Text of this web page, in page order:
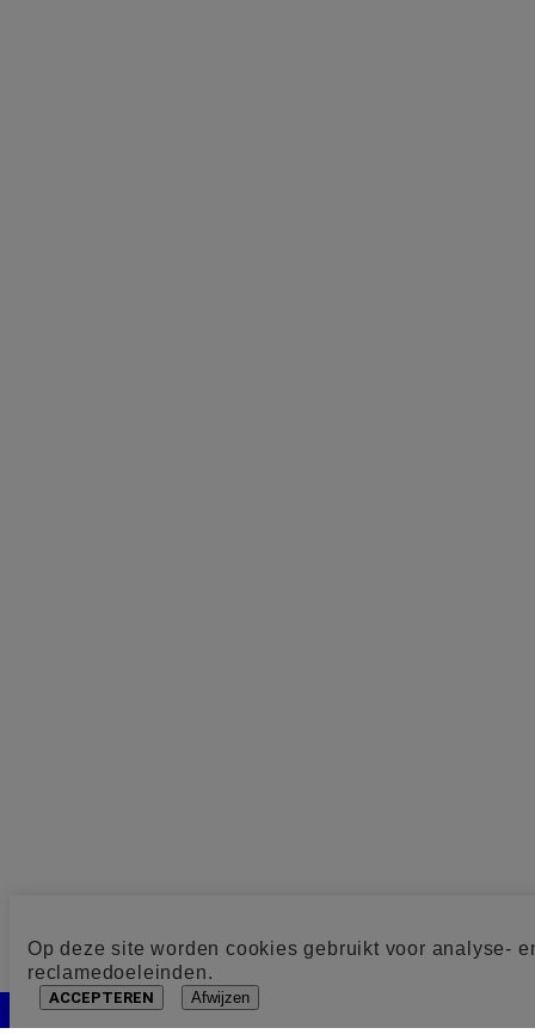
Op deze site worden cookies gebruikt voor analyse-
reclamedoeleinden.
ACCEPTEREN Afwijzen
Cookie toestemming